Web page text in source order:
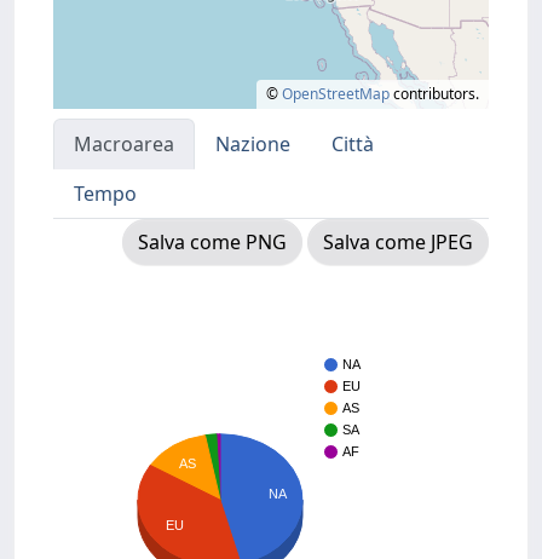
©OpenStreetMapcontributors.
Macroarea Nazione
Città
Tempo
Salva come PNG
Salva come JPEG
NA
EU
AS
SA
AF
NA
AS
EU